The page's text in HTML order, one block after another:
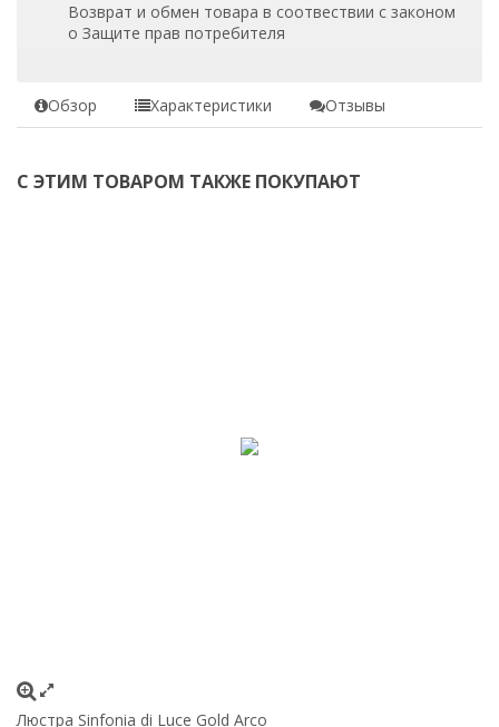
Возврат и обмен товара в соотвествии с законом
о Защите прав потребителя
Обзор Характеристики Отзывы
С ЭТИМ ТОВАРОМ ТАКЖЕ ПОКУПАЮТ
Люстра Sinfonia di Luce Gold Arco